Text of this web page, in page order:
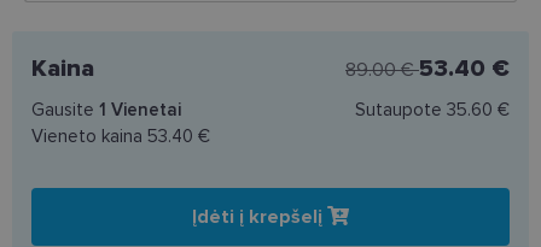
Kaina 89.00 €53.40 €
Gausite 1 Vienetai
Vieneto kaina 53.40 €
Sutaupote 35.60 €
Įdėti į krepšelį